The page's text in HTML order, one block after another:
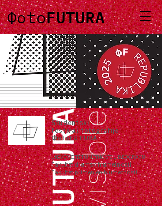
ФotoFUTURA
Studentski
festival fotografije
ФotoFUTURA
UNIVERZITET UMETNOSTI U BEOGRADU
Fakultet dramskih umetnosti
Fakultet primenjenih umetnosti